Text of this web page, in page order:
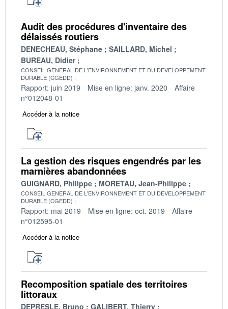
Audit des procédures d'inventaire des
délaissés routiers
DENECHEAU, Stéphane
SAILLARD, Michel
BUREAU, Didier
CONSEIL GENERAL DE L'ENVIRONNEMENT ET DU DEVELOPPEMENT
DURABLE (CGEDD)
Rapport: juin 2019 Mise en ligne: janv. 2020
Affaire
n°012048-01
Accéder à la notice
La gestion des risques engendrés par les
marnières abandonnées
GUIGNARD, Philippe MORETAU, Jean-Philippe
CONSEIL GENERAL DE L'ENVIRONNEMENT ET DU DEVELOPPEMENT
DURABLE (CGEDD)
Rapport: mai 2019 Mise en ligne: oct. 2019
Affaire
n°012595-01
Accéder à la notice
Recomposition spatiale des territoires
littoraux
DEPRESLE, Bruno
GALIBERT, Thierry